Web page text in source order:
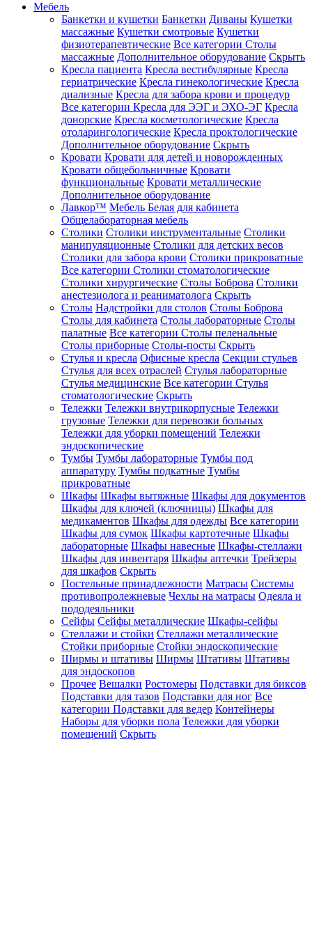
Мебель
Банкетки и кушетки Банкетки Диваны Кушетки
массажные Кушетки смотровые Кушетки
физиотерапевтические Все категории Столы
массажные Дополнительное оборудование Скрыть
Кресла пациента Кресла вестибулярные Кресла
гериатрические Кресла гинекологические Кресла
диализные Кресла для забора крови и процедур
Все категории Кресла для ЭЭГ и ЭХО-ЭГ Кресла
донорские Кресла косметологические Кресла
отоларингологические Кресла проктологические
Дополнительное оборудование Скрыть
Кровати Кровати для детей и новорожденных
Кровати общебольничные Кровати
функциональные Кровати металлические
Дополнительное оборудование
Лавкор™ Мебель Белая для кабинета
Общелабораторная мебель
Столики Столики инструментальные Столики
манипуляционные Столики для детских весов
Столики для забора крови Столики прикроватные
Все категории Столики стоматологические
Столики хирургические Столы Боброва Столики
анестезиолога и реаниматолога Скрыть
Столы Надстройки для столов Столы Боброва
Столы для кабинета Столы лабораторные Столы
палатные Все категории Столы пеленальные
Столы приборные Столы-посты Скрыть
Стулья и кресла Офисные кресла Секции стульев
Стулья для всех отраслей Стулья лабораторные
Стулья медицинские Все категории Стулья
стоматологические Скрыть
Тележки Тележки внутрикорпусные Тележки
грузовые Тележки для перевозки больных
Тележки для уборки помещений Тележки
эндоскопические
Тумбы Тумбы лабораторные Тумбы под
аппаратуру Тумбы подкатные Тумбы
прикроватные
Шкафы Шкафы вытяжные Шкафы для документов
Шкафы для ключей (ключницы) Шкафы для
медикаментов Шкафы для одежды Все категории
Шкафы для сумок Шкафы картотечные Шкафы
лабораторные Шкафы навесные Шкафы-стеллажи
Шкафы для инвентаря Шкафы аптечки Трейзеры
для шкафов Скрыть
Постельные принадлежности Матрасы Системы
противопролежневые Чехлы на матрасы Одеяла и
пододеяльники
Сейфы Сейфы металлические Шкафы-сейфы
Стеллажи и стойки Стеллажи металлические
Стойки приборные Стойки эндоскопические
Ширмы и штативы Ширмы Штативы Штативы
для эндоскопов
Прочее Вешалки Ростомеры Подставки для биксов
Подставки для тазов Подставки для ног Все
категории Подставки для ведер Контейнеры
Наборы для уборки пола Тележки для уборки
помещений Скрыть